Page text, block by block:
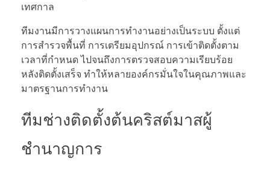
เทศกาล
ทีมงานมีการวางแผนการทำงานอย่างเป็นระบบ ตั้งแต่
การสำรวจพื้นที่ การเตรียมอุปกรณ์ การเข้าติดตั้งตาม
เวลาที่กำหนด ไปจนถึงการตรวจสอบความเรียบร้อย
หลังติดตั้งเสร็จ ทำให้หลายองค์กรมั่นใจในคุณภาพและ
มาตรฐานการทำงาน
ทีมช่างติดตั้งต้นคริสต์มาสผู้
ชำนาญการ